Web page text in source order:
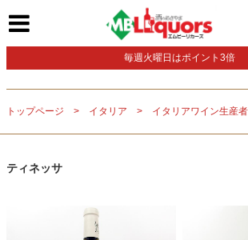
毎週火曜日はポイント3倍
トップページ イタリア イタリアワイン生産者
ティネッサ